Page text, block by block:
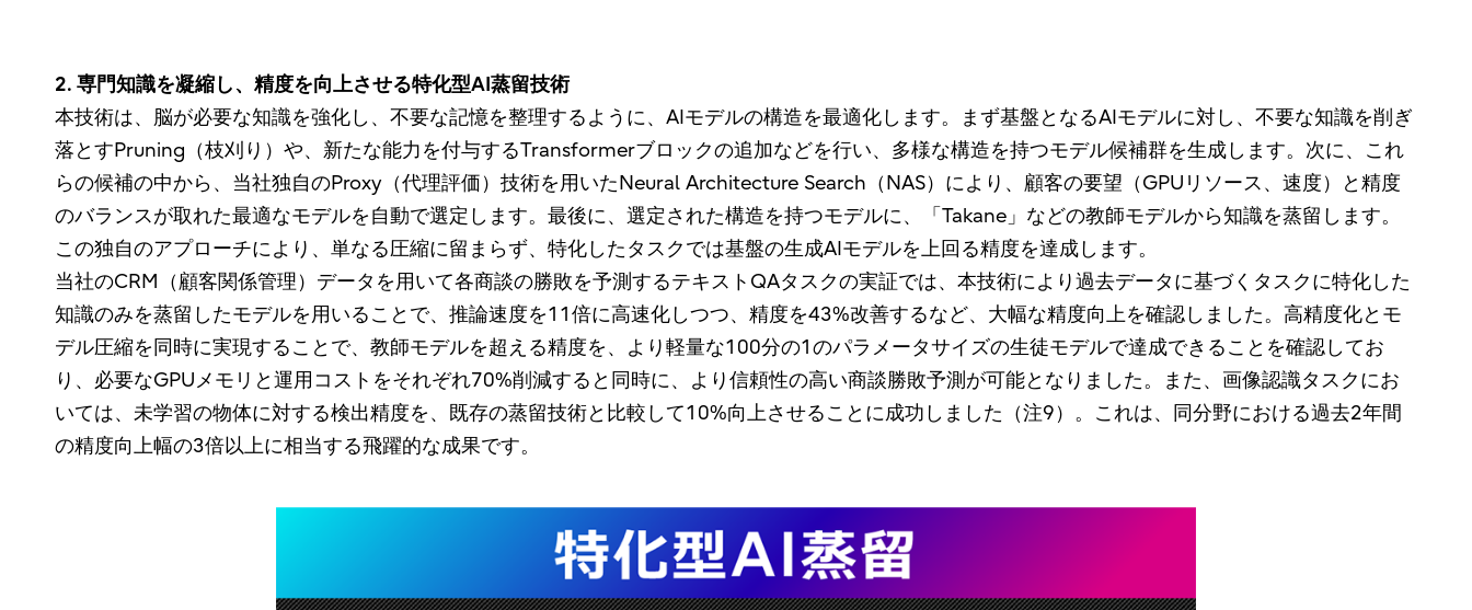
2. 専門知識を凝縮し、精度を向上させる特化型AI蒸留技術
本技術は、脳が必要な知識を強化し、不要な記憶を整理するように、AIモデルの構造を最適化します。まず基盤となるAIモデルに対し、不要な知識を削ぎ
落とすPruning（枝刈り）や、新たな能力を付与するTransformerブロックの追加などを行い、多様な構造を持つモデル候補群を生成します。次に、これ
らの候補の中から、当社独自のProxy（代理評価）技術を用いたNeural Architecture Search（NAS）により、顧客の要望（GPUリソース、速度）と精度
のバランスが取れた最適なモデルを自動で選定します。最後に、選定された構造を持つモデルに、「Takane」などの教師モデルから知識を蒸留します。
この独自のアプローチにより、単なる圧縮に留まらず、特化したタスクでは基盤の生成AIモデルを上回る精度を達成します。
当社のCRM（顧客関係管理）データを用いて各商談の勝敗を予測するテキストQAタスクの実証では、本技術により過去データに基づくタスクに特化した
知識のみを蒸留したモデルを用いることで、推論速度を11倍に高速化しつつ、精度を43%改善するなど、大幅な精度向上を確認しました。高精度化とモ
デル圧縮を同時に実現することで、教師モデルを超える精度を、より軽量な100分の1のパラメータサイズの生徒モデルで達成できることを確認してお
り、必要なGPUメモリと運用コストをそれぞれ70%削減すると同時に、より信頼性の高い商談勝敗予測が可能となりました。また、画像認識タスクにお
いては、未学習の物体に対する検出精度を、既存の蒸留技術と比較して10%向上させることに成功しました（注9）。これは、同分野における過去2年間
の精度向上幅の3倍以上に相当する飛躍的な成果です。